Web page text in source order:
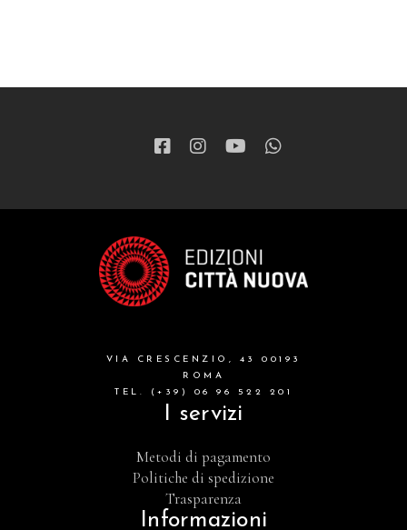
patristica
grandi opere
formazione cristiana e liturgia
catalogo storico
attualita'
VIA CRESCENZIO, 43 00193
ROMA
TEL. (+39) 06 96 522 201
I servizi
Metodi di pagamento
Politiche di spedizione
Trasparenza
Informazioni